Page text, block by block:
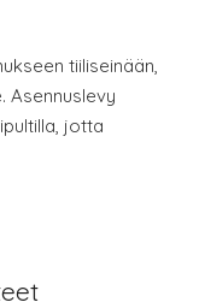
tiiliseinään,
Asennuslevy
jotta